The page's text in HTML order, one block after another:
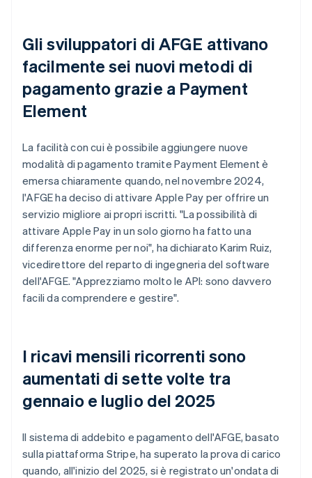
Gli sviluppatori di AFGE attivano
facilmente sei nuovi metodi di
pagamento grazie a Payment
Element
La facilità con cui è possibile aggiungere nuove
modalità di pagamento tramite Payment Element è
emersa chiaramente quando, nel novembre 2024,
l'AFGE ha deciso di attivare Apple Pay per offrire un
servizio migliore ai propri iscritti. "La possibilità di
attivare Apple Pay in un solo giorno ha fatto una
differenza enorme per noi", ha dichiarato Karim Ruiz,
vicedirettore del reparto di ingegneria del software
dell'AFGE. "Apprezziamo molto le API: sono davvero
facili da comprendere e gestire".
I ricavi mensili ricorrenti sono
aumentati di sette volte tra
gennaio e luglio del 2025
Il sistema di addebito e pagamento dell'AFGE, basato
sulla piattaforma Stripe, ha superato la prova di carico
quando, all'inizio del 2025, si è registrato un'ondata di